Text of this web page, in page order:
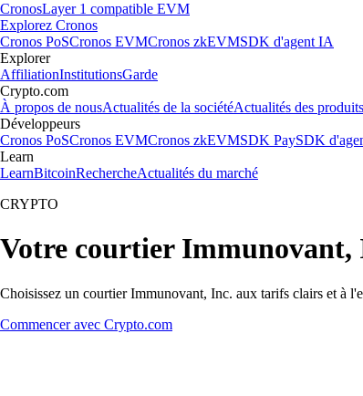
CronosLayer 1 compatible EVM
Explorez Cronos
Cronos PoSCronos EVMCronos zkEVMSDK d'agent IA
Explorer
AffiliationInstitutionsGarde
Crypto.com
À propos de nousActualités de la sociétéActualités des produits
Développeurs
Cronos PoSCronos EVMCronos zkEVMSDK PaySDK
Learn
LearnBitcoinRechercheActualités du marché
CRYPTO
Votre courtier Immunovant,
Choisissez un courtier Immunovant, Inc. aux tarifs clairs et à
Commencer avec Crypto.com